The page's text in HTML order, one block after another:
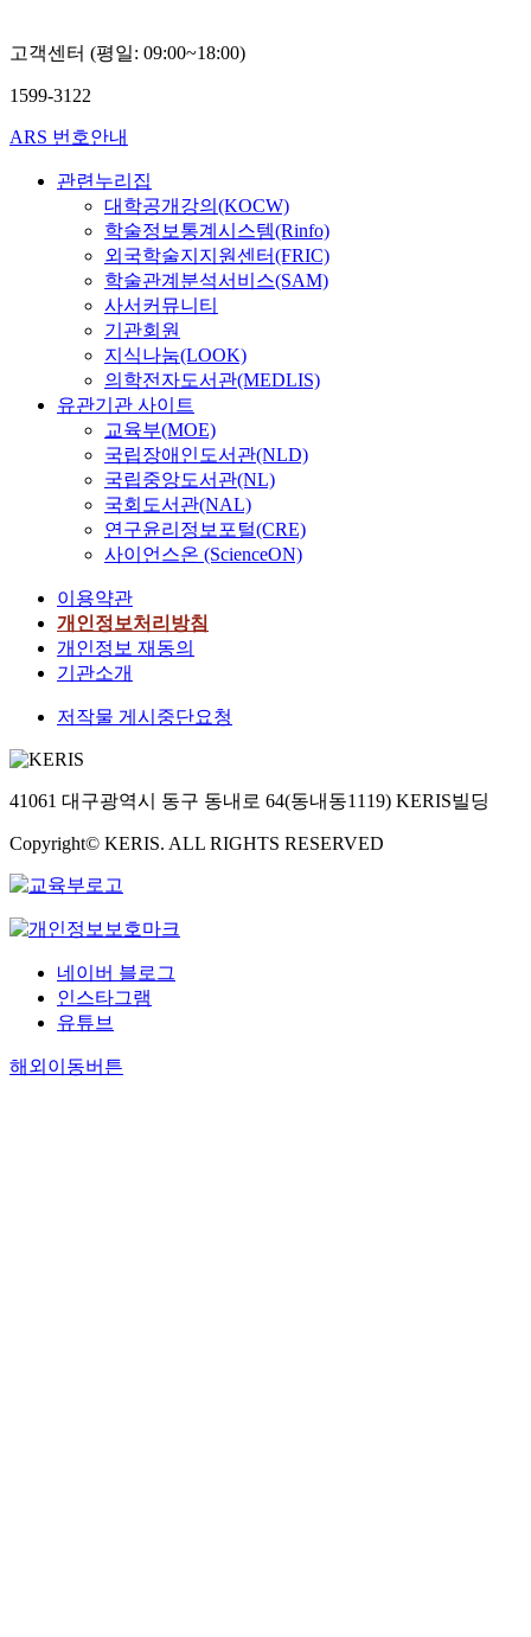
고객센터 (평일: 09:00~18:00)
1599-3122
ARS 번호안내
관련누리집
대학공개강의(KOCW)
학술정보통계시스템(Rinfo)
외국학술지지원센터(FRIC)
학술관계분석서비스(SAM)
사서커뮤니티
기관회원
지식나눔(LOOK)
의학전자도서관(MEDLIS)
유관기관 사이트
교육부(MOE)
국립장애인도서관(NLD)
국립중앙도서관(NL)
국회도서관(NAL)
연구윤리정보포털(CRE)
사이언스온 (ScienceON)
이용약관
개인정보처리방침
개인정보 재동의
기관소개
저작물 게시중단요청
41061 대구광역시 동구 동내로 64(동내동1119) KERIS빌딩
Copyright© KERIS. ALL RIGHTS RESERVED
네이버 블로그
인스타그램
유튜브
해외이동버튼